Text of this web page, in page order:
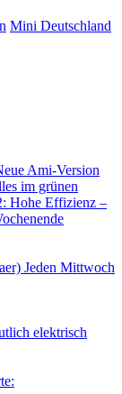
Mini Deutschland
Ami-Version
im grünen
Hohe Effizienz –
Jeden Mittwoch
elektrisch
: